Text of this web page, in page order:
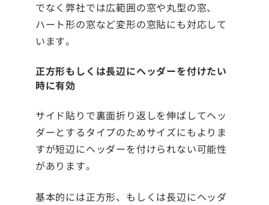
でなく弊社では広範囲の窓や丸型の窓、
ハート形の窓など変形の窓貼にも対応して
います。
正方形もしくは長辺にヘッダーを付けたい
時に有効
サイド貼りで裏面折り返しを伸ばしてヘッ
ダーとするタイプのためサイズにもよりま
すが短辺にヘッダーを付けられない可能性
があります。
基本的には正方形、もしくは長辺にヘッダ